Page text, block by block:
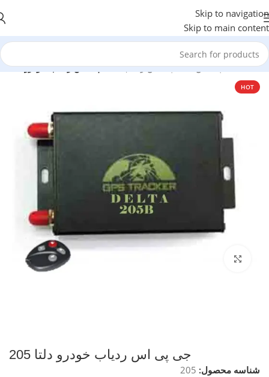
Skip to navigation
Skip to main content
خانه/ جی پی اس/ جی پی اس ردیاب/ جی پی اس ردیاب خودرو
HOT
جی پی اس ردیاب خودرو دلتا 205
شناسه محصول: 205